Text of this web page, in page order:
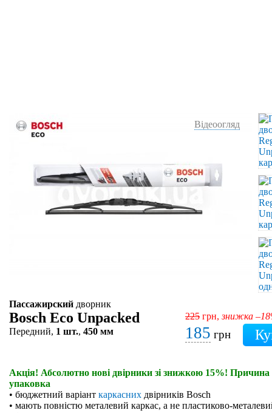
Відеоогляд
Пассажирский дворник
Bosch Eco Unpacked
Передний, 1 шт., 450 мм
225 грн,знижка
185 грн
Акція! Абсолютно нові двірники зі знижкою 15%!
упаковка
• бюджетний варіант каркасних двірників Bosch
• мають повністю металевий каркас, а не пластиково-